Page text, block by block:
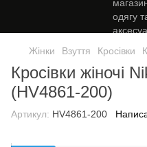
Жінки Взуття Кросівки
Кросівки жіночі
(HV4861-200)
Артикул: HV4861-200